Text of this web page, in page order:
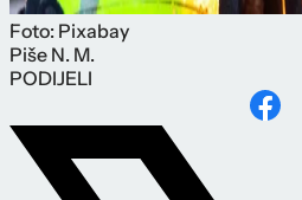
Foto: Pixabay
Piše N. M.
PODIJELI